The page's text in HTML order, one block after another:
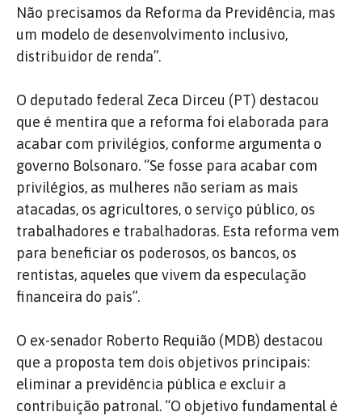
Não precisamos da Reforma da Previdência, mas
um modelo de desenvolvimento inclusivo,
distribuidor de renda”.
O deputado federal Zeca Dirceu (PT) destacou
que é mentira que a reforma foi elaborada para
acabar com privilégios, conforme argumenta o
governo Bolsonaro. “Se fosse para acabar com
privilégios, as mulheres não seriam as mais
atacadas, os agricultores, o serviço público, os
trabalhadores e trabalhadoras. Esta reforma vem
para beneficiar os poderosos, os bancos, os
rentistas, aqueles que vivem da especulação
financeira do país”.
O ex-senador Roberto Requião (MDB) destacou
que a proposta tem dois objetivos principais:
eliminar a previdência pública e excluir a
contribuição patronal. “O objetivo fundamental é